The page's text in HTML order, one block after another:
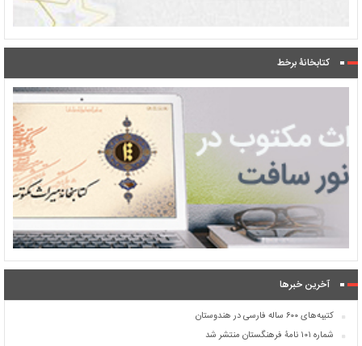
کتابخانۀ برخط
آخرین خبرها
کتیبه‌های ۶۰۰ ساله فارسی در هندوستان
شماره ۱۰۱ نامۀ فرهنگستان منتشر شد